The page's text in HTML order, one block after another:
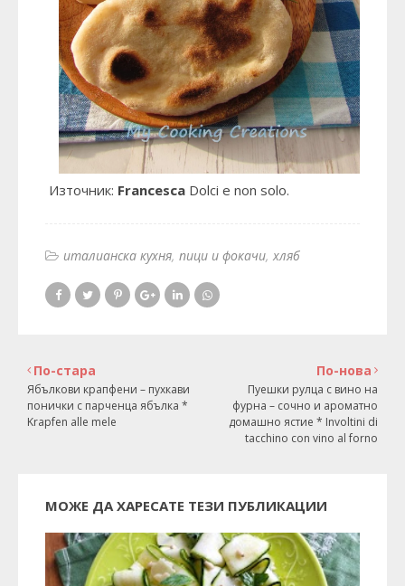
Източник: Francesca Dolci e non solo.
италианска кухня пици и фокачи хляб
По-нова
Пуешки рулца с вино на
фурна – сочно и ароматно
домашно ястие * Involtini di
tacchino con vino al forno
По-стара
Ябълкови крапфени – пухкави
понички с парченца ябълка *
Krapfen alle mele
МОЖЕ ДА ХАРЕСАТЕ ТЕЗИ ПУБЛИКАЦИИ